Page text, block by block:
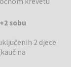
wellness centar
Finska sauna
njeguje kožu i
a opuštajuća
sobu
2 djece
na